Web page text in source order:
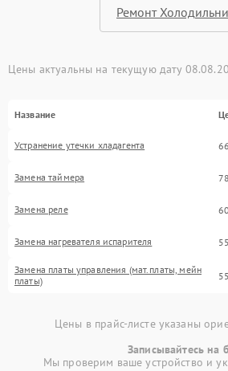
Цены актуальны на текущую дату
Название
Устранение утечки хладагента
Замена таймера
Замена реле
Замена нагревателя испарителя
Замена платы управления (мат.платы, мейн
платы)
Цены в прайс-листе указаны
Записывайтесь на
Мы проверим ваше устройство и